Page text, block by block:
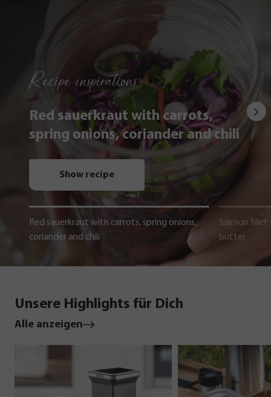
Recipe inspirations
Red sauerkraut with carrots,
spring onions, coriander and chili
Show recipe
Red sauerkraut with carrots, spring onions,
coriander and chili
Salmon fillet
butter
Unsere Highlights für Dich
Alle anzeigen